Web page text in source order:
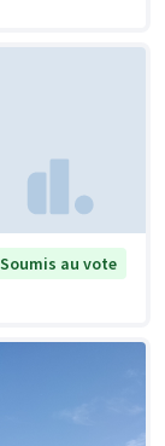
Soumis au vote